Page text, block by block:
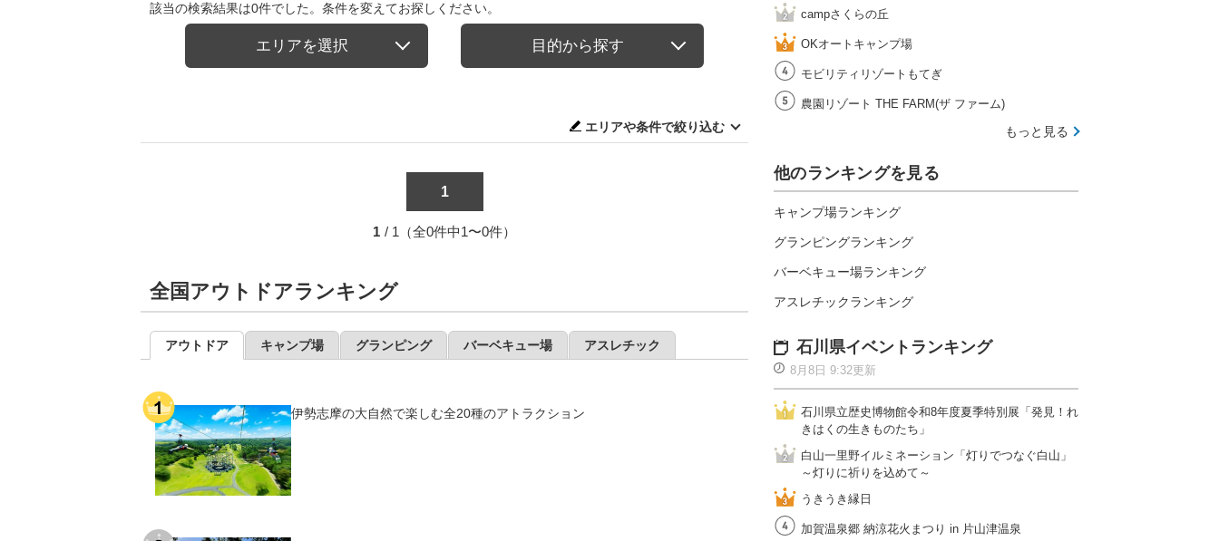
該当の検索結果は0件でした。条件を変えてお探しください。
エリアを選択 目的から探す
エリアや条件で絞り込む
1
1 / 1（全0件中1〜0件）
全国アウトドアランキング
アウトドア キャンプ場 グランピング バーベキュー場 アスレチック
伊勢志摩の大自然で楽しむ全20種のアトラクション 伊勢志摩の大自然で楽しむ全20種のアトラクション
campさくらの丘
OKオートキャンプ場
モビリティリゾートもてぎ
農園リゾート THE FARM(ザ ファーム)
もっと見る
他のランキングを見る
キャンプ場ランキング
グランピングランキング
バーベキュー場ランキング
アスレチックランキング
石川県イベントランキング
8月8日 9:32更新
石川県立歴史博物館令和8年度夏季特別展「発見！れ
きはくの生きものたち」
白山一里野イルミネーション「灯りでつなぐ白山」
～灯りに祈りを込めて～
うきうき縁日
加賀温泉郷 納涼花火まつり in 片山津温泉